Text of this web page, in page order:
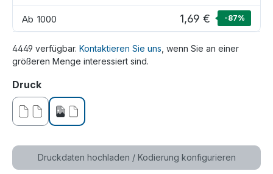
Ab 1000 1,69 € -87%
4449 verfügbar. Kontaktieren Sie uns , wenn Sie an einer
größeren Menge interessiert sind.
Druckauswählen
ohne Druckeinseitig bedruckt
Druckdaten hochladen / Kodierung konfigurieren